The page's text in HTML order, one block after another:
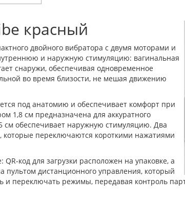
красный
двойного вибратора с двумя моторами и
и наружную стимуляцию: вагинальная
снаружи, обеспечивая одновременное
во время близости, не мешая движению
под анатомию и обеспечивает комфорт при
1,8 см предназначена для аккуратного
обеспечивает наружную стимуляцию. Два
которые переключаются короткими нажатиями
код для загрузки расположен на упаковке, а
пультом дистанционного управления, который
и переключать режимы, передавая контроль